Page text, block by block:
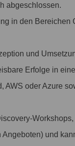
abgeschlossen.
in den
und
Erfolge in
AWS oder Azure
und